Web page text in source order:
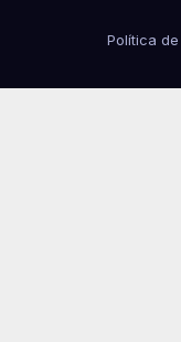
Política